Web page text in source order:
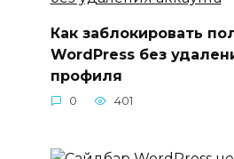
Как заблокировать
WordPress без
профиля
0 401